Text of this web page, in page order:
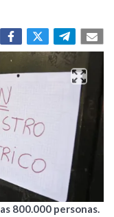
800.000 personas.